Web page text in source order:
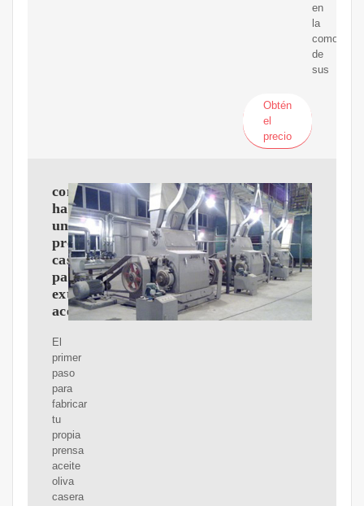
en
la
comodidad
de
sus
Obtén
el
precio
como
hacer
una
prensa
casera
para
extraer
aceite
El
primer
paso
para
fabricar
tu
propia
prensa
aceite
oliva
casera